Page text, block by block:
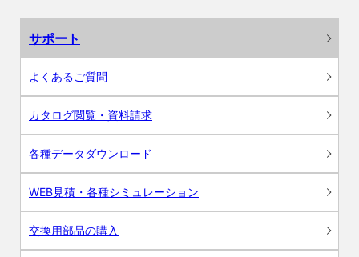
サポート
よくあるご質問
カタログ閲覧・資料請求
各種データダウンロード
WEB見積・各種シミュレーション
交換用部品の購入